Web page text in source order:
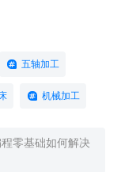
五轴加工
机械加工
零基础如何解决